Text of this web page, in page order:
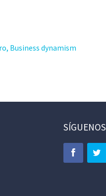
Business dynamism
SÍGUENOS